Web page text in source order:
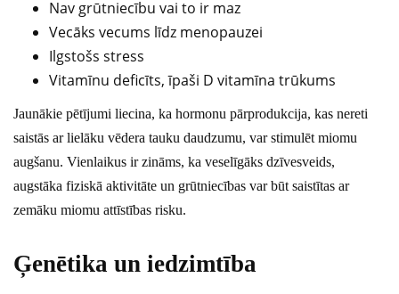
Nav grūtniecību vai to ir maz
Vecāks vecums līdz menopauzei
Ilgstošs stress
Vitamīnu deficīts, īpaši D vitamīna trūkums
Jaunākie pētījumi liecina, ka hormonu pārprodukcija, kas nereti
saistās ar lielāku vēdera tauku daudzumu, var stimulēt miomu
augšanu. Vienlaikus ir zināms, ka veselīgāks dzīvesveids,
augstāka fiziskā aktivitāte un grūtniecības var būt saistītas ar
zemāku miomu attīstības risku.
Ģenētika un iedzimtība